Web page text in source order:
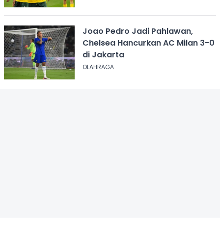
Joao Pedro Jadi Pahlawan,
Chelsea Hancurkan AC Milan 3-0
di Jakarta
OLAHRAGA